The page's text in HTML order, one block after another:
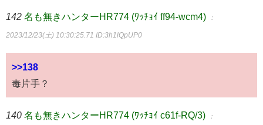
142 名も無きハンターHR774 (ﾜｯﾁｮｲ ff94-wcm4) ：
2023/12/23(土) 10:30:25.71 ID:3h1lQpUP0
>>138
毒片手？
140 名も無きハンターHR774 (ﾜｯﾁｮｲ c61f-RQ/3) ：